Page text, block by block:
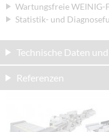
Wartungsfreie
Statistik- und
Technische Daten
Referenzen